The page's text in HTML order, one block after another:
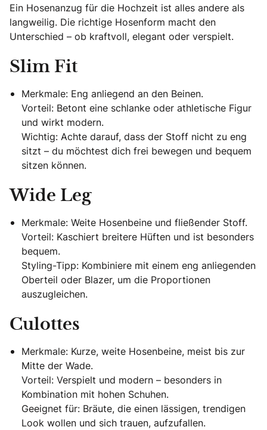
Ein Hosenanzug für die Hochzeit ist alles andere als
langweilig. Die richtige Hosenform macht den
Unterschied – ob kraftvoll, elegant oder verspielt.
Slim Fit
Merkmale: Eng anliegend an den Beinen.
Vorteil: Betont eine schlanke oder athletische Figur
und wirkt modern.
Wichtig: Achte darauf, dass der Stoff nicht zu eng
sitzt – du möchtest dich frei bewegen und bequem
sitzen können.
Wide Leg
Merkmale: Weite Hosenbeine und fließender Stoff.
Vorteil: Kaschiert breitere Hüften und ist besonders
bequem.
Styling-Tipp: Kombiniere mit einem eng anliegenden
Oberteil oder Blazer, um die Proportionen
auszugleichen.
Culottes
Merkmale: Kurze, weite Hosenbeine, meist bis zur
Mitte der Wade.
Vorteil: Verspielt und modern – besonders in
Kombination mit hohen Schuhen.
Geeignet für: Bräute, die einen lässigen, trendigen
Look wollen und sich trauen, aufzufallen.